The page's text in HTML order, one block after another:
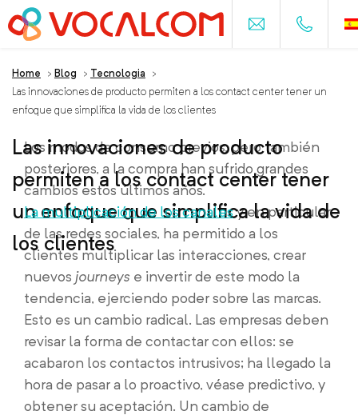
Home > Blog > Tecnologia
>
Las innovaciones de producto permiten a los contact center tener un
enfoque que simplifica la vida de los clientes
Las innovaciones de producto
permiten a los contact center tener
un enfoque que simplifica la vida de
los clientes
Los modos de consumo previos, pero también
posteriores, a la compra han sufrido grandes
cambios estos últimos años.
La multiplicación de los canalesy en particular
de las redes sociales, ha permitido a los
clientes multiplicar las interacciones, crear
nuevos journeys e invertir de este modo la
tendencia, ejerciendo poder sobre las marcas.
Esto es un cambio radical. Las empresas deben
revisar la forma de contactar con ellos: se
acabaron los contactos intrusivos; ha llegado la
hora de pasar a lo proactivo, véase predictivo, y
obtener su aceptación. Un cambio de